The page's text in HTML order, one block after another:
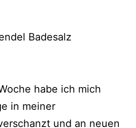
habe ich mich
in meiner
und an neuen